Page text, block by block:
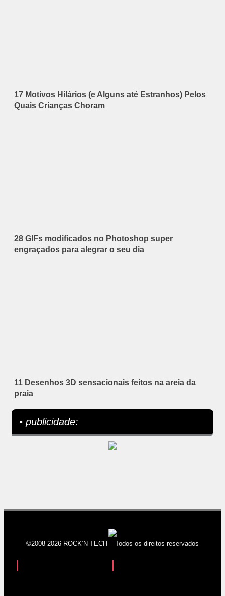
17 Motivos Hilários (e Alguns até Estranhos) Pelos
Quais Crianças Choram
28 GIFs modificados no Photoshop super
engraçados para alegrar o seu dia
11 Desenhos 3D sensacionais feitos na areia da
praia
• publicidade:
©2008-2026 ROCK’N TECH – Todos os direitos reservados